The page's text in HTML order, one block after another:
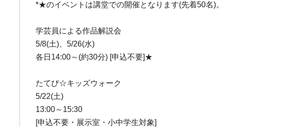
*★のイベントは講堂での開催となります(先着50名)。
学芸員による作品解説会
5/8(土)、5/26(水)
各日14:00～(約30分) [申込不要]★
たてび☆キッズウォーク
5/22(土)
13:00～15:30
[申込不要・展示室・小中学生対象]